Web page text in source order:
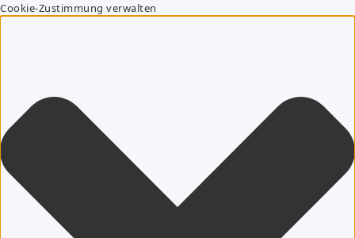
Cookie-Zustimmung verwalten